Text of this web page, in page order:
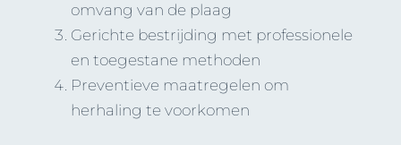
omvang van de plaag
Gerichte bestrijding met professionele
en toegestane methoden
Preventieve maatregelen om
herhaling te voorkomen